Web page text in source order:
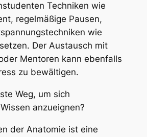
Techniken wie
regelmäßige Pausen,
wie
Der Austausch mit
Mentoren kann ebenfalls
zu bewältigen.
Weg, um sich
anzueignen?
der Anatomie ist eine